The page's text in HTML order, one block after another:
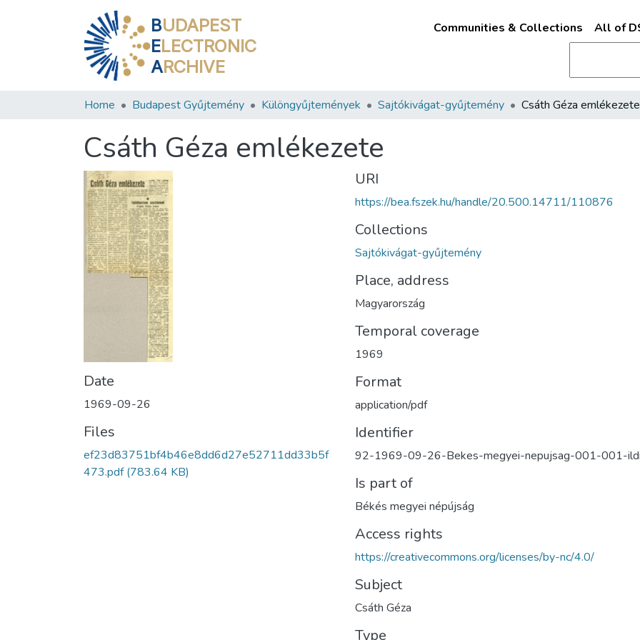
BUDAPEST
ELECTRONIC
ARCHIVE
Communities & Collections All of
Home Budapest Gyűjtemény Különgyűjtemények Sajtókivágat-gyűjtemény Csáth Géza emlékezete
Csáth Géza emlékezete
Date
1969-09-26
Files
ef23d83751bf4b46e8dd6d27e52711dd33b5f
473.pdf(783.64 KB)
URI
https://bea.fszek.hu/handle/20.500.14711/110876
Collections
Sajtókivágat-gyűjtemény
Place, address
Magyarország
Temporal coverage
1969
Format
application/pdf
Identifier
92-1969-09-26-Bekes-megyei-nepujsag-001-001-
Is part of
Békés megyei népújság
Access rights
https://creativecommons.org/licenses/by-nc/4.0/
Subject
Csáth Géza
Type